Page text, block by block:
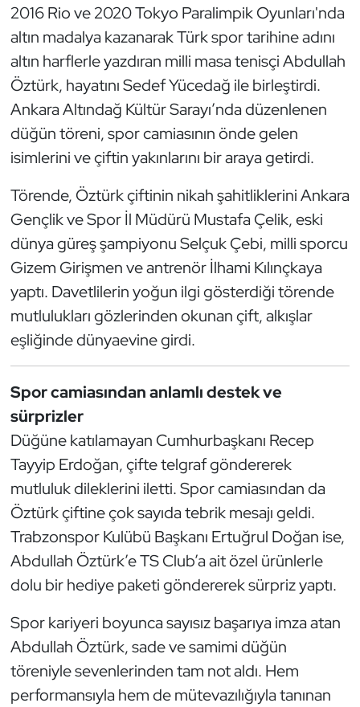
2016 Rio ve 2020 Tokyo Paralimpik Oyunları'nda
altın madalya kazanarak Türk spor tarihine adını
altın harflerle yazdıran milli masa tenisçi Abdullah
Öztürk, hayatını Sedef Yücedağ ile birleştirdi.
Ankara Altındağ Kültür Sarayı’nda düzenlenen
düğün töreni, spor camiasının önde gelen
isimlerini ve çiftin yakınlarını bir araya getirdi.
Törende, Öztürk çiftinin nikah şahitliklerini Ankara
Gençlik ve Spor İl Müdürü Mustafa Çelik, eski
dünya güreş şampiyonu Selçuk Çebi, milli sporcu
Gizem Girişmen ve antrenör İlhami Kılınçkaya
yaptı. Davetlilerin yoğun ilgi gösterdiği törende
mutlulukları gözlerinden okunan çift, alkışlar
eşliğinde dünyaevine girdi.
Spor camiasından anlamlı destek ve
sürprizler
Düğüne katılamayan Cumhurbaşkanı Recep
Tayyip Erdoğan, çifte telgraf göndererek
mutluluk dileklerini iletti. Spor camiasından da
Öztürk çiftine çok sayıda tebrik mesajı geldi.
Trabzonspor Kulübü Başkanı Ertuğrul Doğan ise,
Abdullah Öztürk’e TS Club’a ait özel ürünlerle
dolu bir hediye paketi göndererek sürpriz yaptı.
Spor kariyeri boyunca sayısız başarıya imza atan
Abdullah Öztürk, sade ve samimi düğün
töreniyle sevenlerinden tam not aldı. Hem
performansıyla hem de mütevazılığıyla tanınan
Futbol
Futsal
Genel
Golf
Güreş
Halter
Hava Sporları
Hentbol
İşitme Engelli Sporcular
Kano ve Rafting
Karate
Kayak
Kempo
Kürek
Masa Tenisi